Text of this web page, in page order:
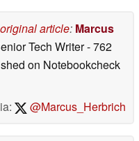
original article: Marcus
Tech Writer- 762
on Notebookcheck
@Marcus_Herbrich